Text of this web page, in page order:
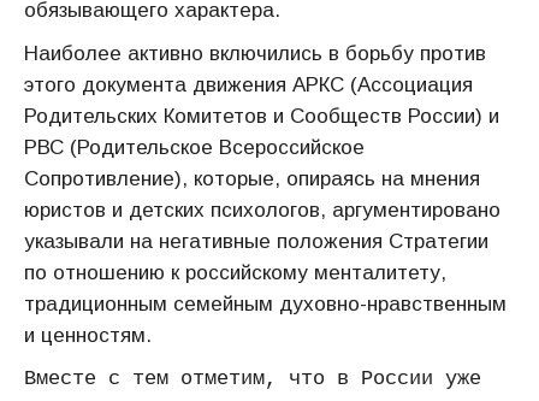
обязывающего характера.
Наиболее активно включились в борьбу против
этого документа движения АРКС (Ассоциация
Родительских Комитетов и Сообществ России) и
РВС (Родительское Всероссийское
Сопротивление), которые, опираясь на мнения
юристов и детских психологов, аргументировано
указывали на негативные положения Стратегии
по отношению к российскому менталитету,
традиционным семейным духовно-нравственным
и ценностям.
Вместе с тем отметим, что в России уже